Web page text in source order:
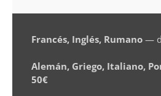
Francés, Inglés, Rumano —
Alemán, Griego, Italiano,
50€